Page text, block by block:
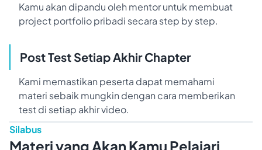
Kamu akan dipandu oleh mentor untuk membuat
project portfolio pribadi secara step by step.
Post Test Setiap Akhir Chapter
Kami memastikan peserta dapat memahami
materi sebaik mungkin dengan cara memberikan
test di setiap akhir video.
Silabus
Materi yang Akan Kamu Pelajari